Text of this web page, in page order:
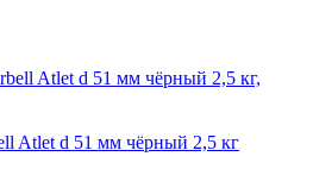
Atlet d 51 мм чёрный 2,5 кг